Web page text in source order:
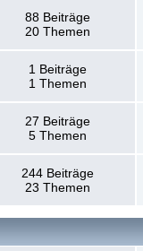
88 Beiträge
20 Themen
1 Beiträge
1 Themen
27 Beiträge
5 Themen
244 Beiträge
23 Themen